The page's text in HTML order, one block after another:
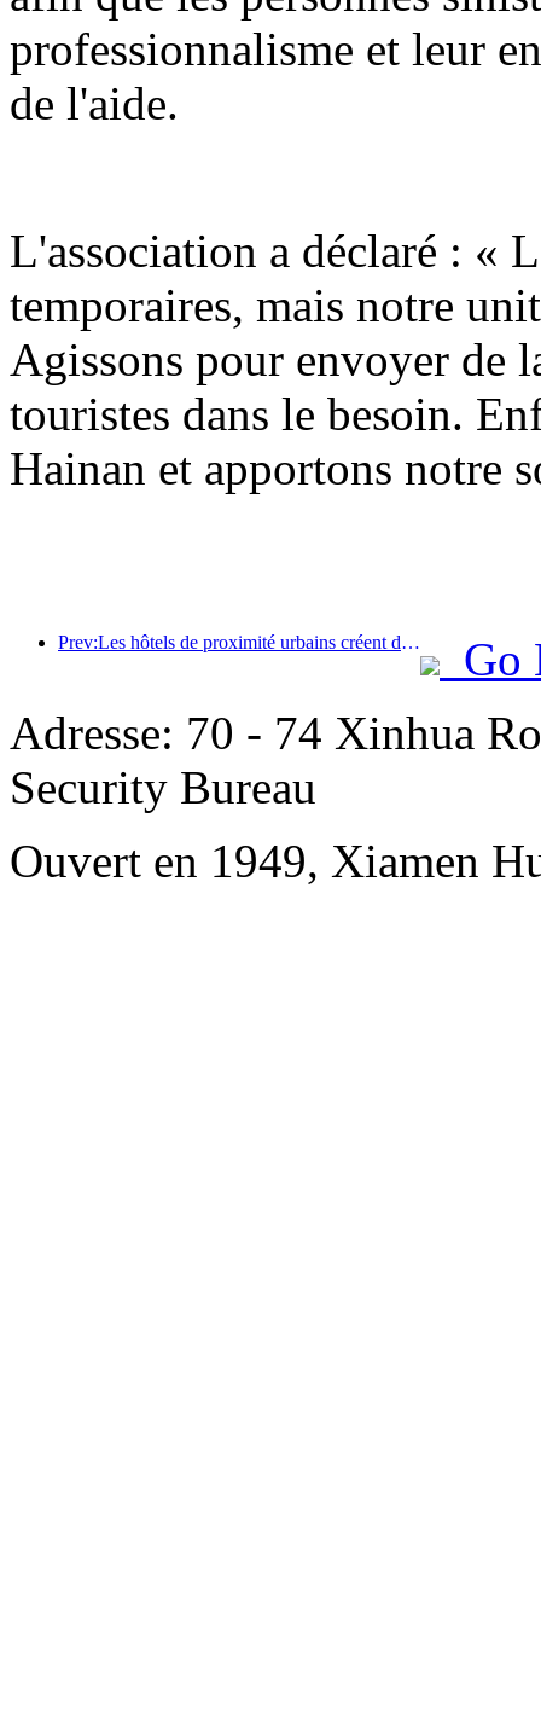
professionnalisme et leur
de l'aide.
L'association a déclaré : «
temporaires, mais notre
Agissons pour envoyer de
touristes dans le besoin.
Hainan et apportons notre
Prev:Les hôtels de proximité urbains créent des références de performance et favorisent le développement de l'industrie
Go
Adresse: 70 - 74 Xinhua
Security Bureau
Ouvert en 1949, Xiamen